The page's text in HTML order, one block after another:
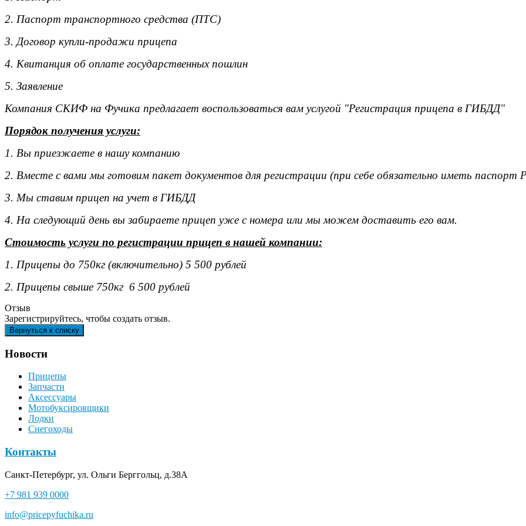
2. Паспорт транспортного средства (ПТС)
3. Договор купли-продажи прицепа
4. Квитанция об оплате государственных пошлин
5. Заявление
Компания СКИФ на Фучика предлагает воспользоваться вам услугой "Регистрация прицепа в ГИБДД"
Порядок получения услуги:
1. Вы приезжаете в нашу компанию
2. Вместе с вами мы готовим пакет документов для регистрации (при себе обязательно иметь паспорт
3. Мы ставим прицеп на учет в ГИБДД
4. На следующий день вы забираете прицеп уже с номера или мы можем доставить его вам.
Стоимость услуги по регистрации прицеп в нашей компании:
1. Прицепы до 750кг (включительно) 5 500 рублей
2. Прицепы свыше 750кг 6 500 рублей
Отзыв
Зарегистрируйтесь, чтобы создать отзыв.
Новости
Прицепы
Запчасти
Аксессуары
Мотобуксировщики
Лодки
Снегоходы
Контакты
Санкт-Петербург, ул. Ольги Берггольц, д.38А
+7 981 939 0000
info@pricepyfuchika.ru